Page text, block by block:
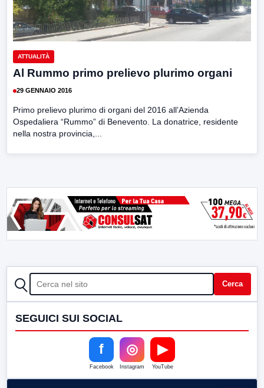
ATTUALITÀ
Al Rummo primo prelievo plurimo organi
29 GENNAIO 2016
Primo prelievo plurimo di organi del 2016 all’Azienda
Ospedaliera “Rummo” di Benevento. La donatrice, residente
nella nostra provincia,...
CERCA Cerca
SEGUICI SUI SOCIAL
f
Facebook
◎
Instagram
▶
YouTube